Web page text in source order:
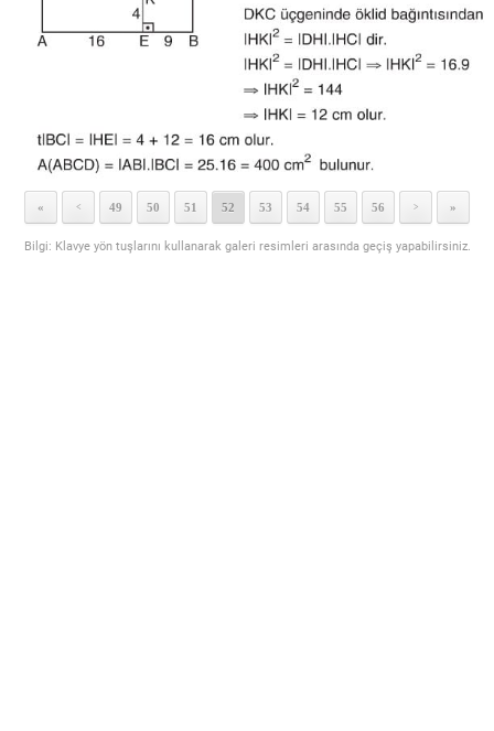
« < 49 50 51 52 53 54 55 56 > »
Bilgi: Klavye yön tuşlarını kullanarak galeri resimleri arasında geçiş yapabilirsiniz.